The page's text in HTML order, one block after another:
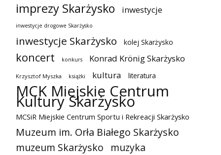
imprezy Skarżysko inwestycje
inwestycje drogowe Skarżysko
inwestycje Skarżysko kolej Skarżysko
koncert konkurs Konrad Krönig Skarżysko
Krzysztof Myszka książki kultura literatura
MCK Miejskie Centrum
Kultury Skarżysko
MCSiR Miejskie Centrum Sportu i Rekreacji Skarżysko
Muzeum im. Orła Białego Skarżysko
muzeum Skarżysko
muzyka